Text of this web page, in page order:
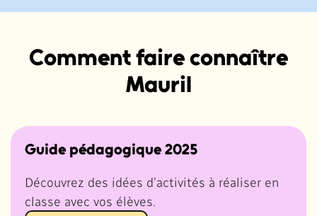
Comment faire connaître
Mauril
Guide pédagogique 2025
Découvrez des idées d’activités à réaliser en
classe avec vos élèves.